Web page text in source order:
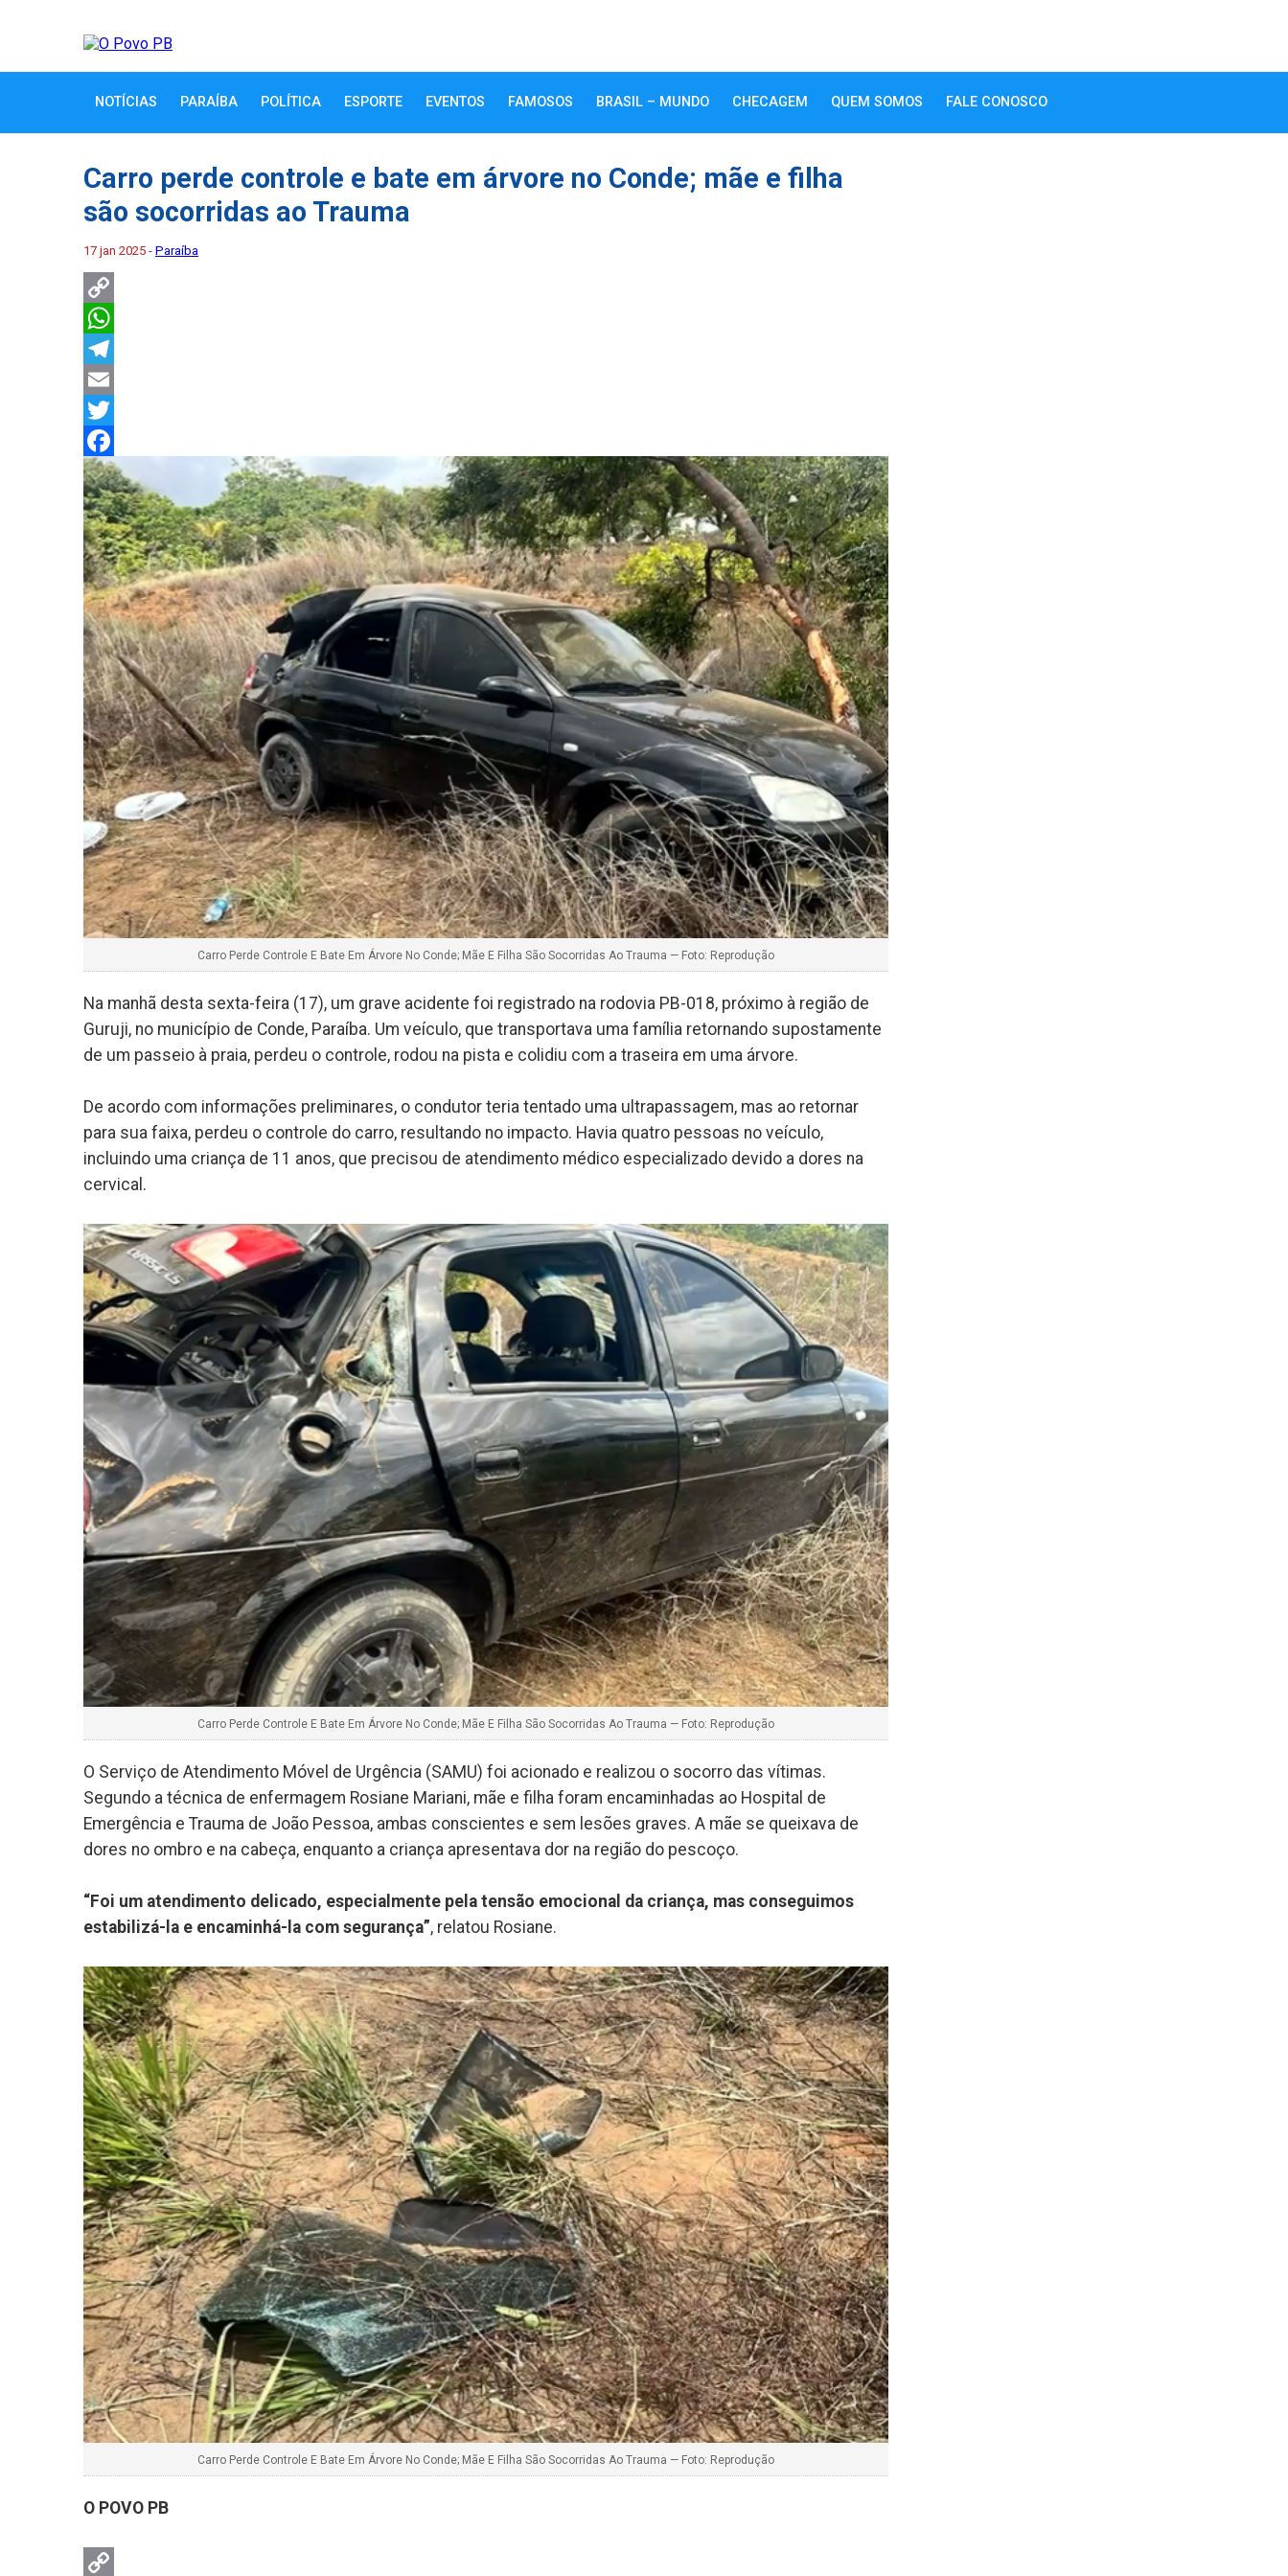
NOTÍCIAS PARAÍBA POLÍTICA ESPORTE EVENTOS FAMOSOS BRASIL – MUNDO CHECAGEM QUEM SOMOS FALE CONOSCO
Carro perde controle e bate em árvore no Conde; mãe e filha
são socorridas ao Trauma
17 jan 2025 - Paraíba
Copy
Link
WhatsApp
Telegram
Email
Twitter
Facebook
Carro Perde Controle E Bate Em Árvore No Conde; Mãe E Filha São Socorridas Ao Trauma — Foto: Reprodução
Na manhã desta sexta-feira (17), um grave acidente foi registrado na rodovia PB-018, próximo à região de
Guruji, no município de Conde, Paraíba. Um veículo, que transportava uma família retornando supostamente
de um passeio à praia, perdeu o controle, rodou na pista e colidiu com a traseira em uma árvore.
De acordo com informações preliminares, o condutor teria tentado uma ultrapassagem, mas ao retornar
para sua faixa, perdeu o controle do carro, resultando no impacto. Havia quatro pessoas no veículo,
incluindo uma criança de 11 anos, que precisou de atendimento médico especializado devido a dores na
cervical.
Carro Perde Controle E Bate Em Árvore No Conde; Mãe E Filha São Socorridas Ao Trauma — Foto: Reprodução
O Serviço de Atendimento Móvel de Urgência (SAMU) foi acionado e realizou o socorro das vítimas.
Segundo a técnica de enfermagem Rosiane Mariani, mãe e filha foram encaminhadas ao Hospital de
Emergência e Trauma de João Pessoa, ambas conscientes e sem lesões graves. A mãe se queixava de
dores no ombro e na cabeça, enquanto a criança apresentava dor na região do pescoço.
“Foi um atendimento delicado, especialmente pela tensão emocional da criança, mas conseguimos
estabilizá-la e encaminhá-la com segurança”, relatou Rosiane.
Carro Perde Controle E Bate Em Árvore No Conde; Mãe E Filha São Socorridas Ao Trauma — Foto: Reprodução
O POVO PB